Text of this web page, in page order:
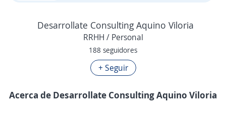
Desarrollate Consulting Aquino Viloria
RRHH / Personal
188 seguidores
+ Seguir
Acerca de Desarrollate Consulting Aquino Viloria